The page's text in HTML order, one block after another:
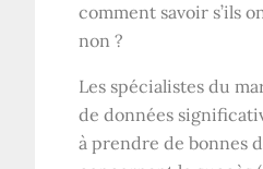
comment savoir s’ils
non ?
Les spécialistes du
de données
à prendre de bonnes